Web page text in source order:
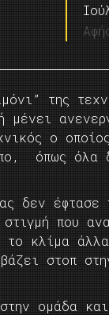
της
μένει
ο
όπως όλα
δεν έφτασε
που
κλίμα
στοπ
ομάδα